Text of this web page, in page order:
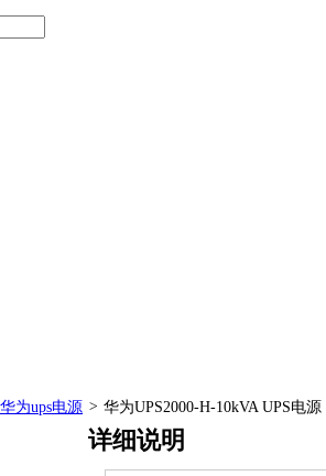
华为ups电源 > 华为UPS2000-H-10kVA UPS电源
详细说明